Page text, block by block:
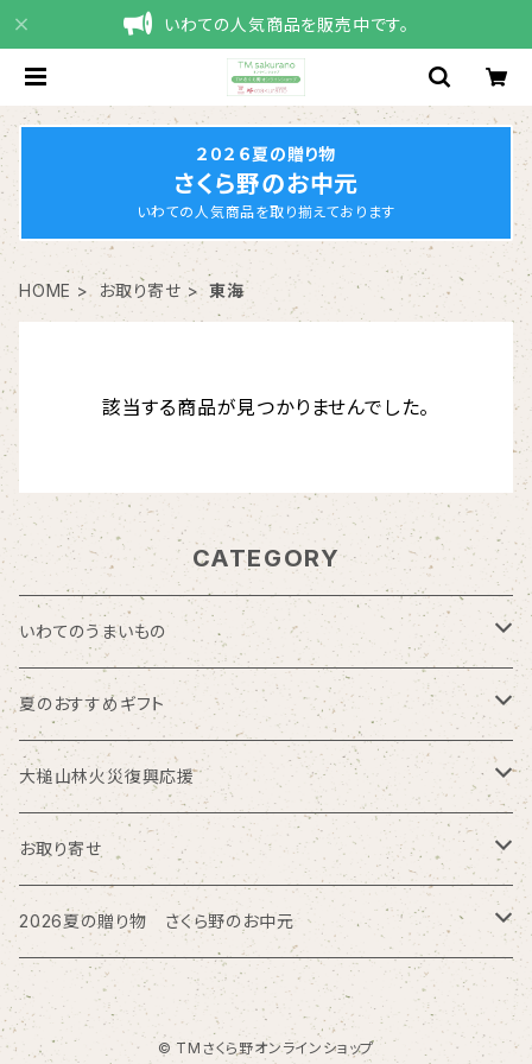
いわての人気商品を販売中です。
２０２６夏の贈り物
さくら野のお中元
いわての人気商品を取り揃えております
HOME お取り寄せ 東海
該当する商品が見つかりませんでした。
CATEGORY
いわてのうまいもの
海の幸
お肉加工品
久慈ファーム
トロイカ
回進堂
岩谷堂羊羹
お酒
夏のおすすめギフト
モロゾフ
大槌山林火災復興応援
大槌サーモン
磯ラーメン
大槌鹿の缶詰
お取り寄せ
北海道
東海
2026夏の贈り物 さくら野のお中元
ぴょんぴょん舎
© TMさくら野オンラインショップ